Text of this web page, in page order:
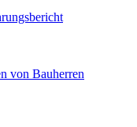
von Bauherren